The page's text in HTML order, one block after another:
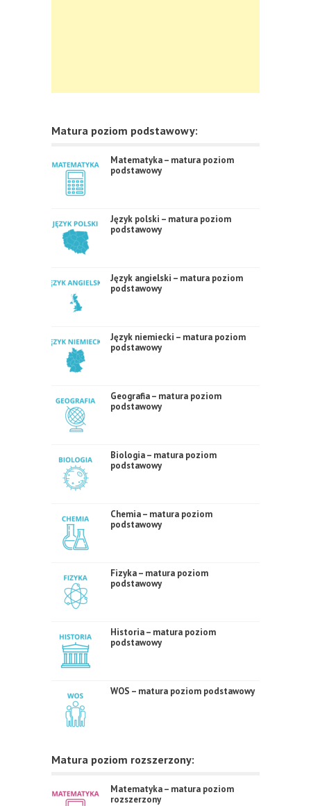
Matura poziom podstawowy:
Matematyka – matura poziom
podstawowy
Język polski – matura poziom
podstawowy
Język angielski – matura poziom
podstawowy
Język niemiecki – matura poziom
podstawowy
Geografia – matura poziom
podstawowy
Biologia – matura poziom
podstawowy
Chemia – matura poziom
podstawowy
Fizyka – matura poziom
podstawowy
Historia – matura poziom
podstawowy
WOS – matura poziom podstawowy
Matura poziom rozszerzony:
Matematyka – matura poziom
rozszerzony